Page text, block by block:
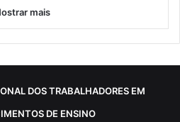
mais
DOS TRABALHADORES EM
DE ENSINO